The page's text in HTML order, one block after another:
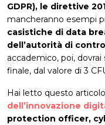
GDPR), le direttive
mancheranno esempi
casistiche di data
dell’autorità di
accademico, poi,
finale, dal valore di 3
Hai letto questo
dell’innovazione
protection officer,